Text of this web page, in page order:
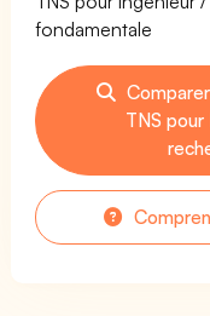
fondamentale
TNS